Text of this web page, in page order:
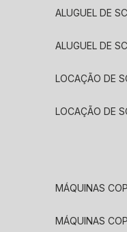
ALUGUEL DE
ALUGUEL DE
LOCAÇÃO DE
LOCAÇÃO DE
MÁQUINAS
MÁQUINAS